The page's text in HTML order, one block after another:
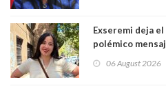
Exseremi deja
polémico
06 August 2026